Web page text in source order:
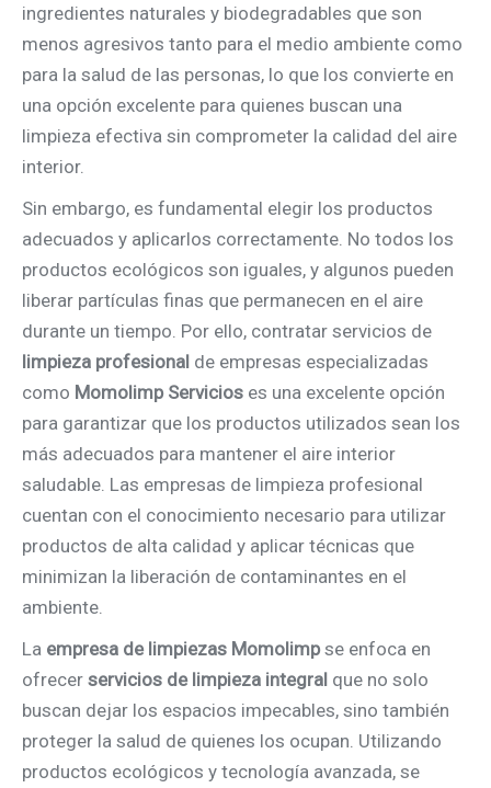
ingredientes naturales y biodegradables que son
menos agresivos tanto para el medio ambiente como
para la salud de las personas, lo que los convierte en
una opción excelente para quienes buscan una
limpieza efectiva sin comprometer la calidad del aire
interior.
Sin embargo, es fundamental elegir los productos
adecuados y aplicarlos correctamente. No todos los
productos ecológicos son iguales, y algunos pueden
liberar partículas finas que permanecen en el aire
durante un tiempo. Por ello, contratar servicios de
limpieza profesional de empresas especializadas
como Momolimp Servicios es una excelente opción
para garantizar que los productos utilizados sean los
más adecuados para mantener el aire interior
saludable. Las empresas de limpieza profesional
cuentan con el conocimiento necesario para utilizar
productos de alta calidad y aplicar técnicas que
minimizan la liberación de contaminantes en el
ambiente.
La empresa de limpiezas Momolimpse enfoca en
ofrecer servicios de limpieza integral que no solo
buscan dejar los espacios impecables, sino también
proteger la salud de quienes los ocupan. Utilizando
productos ecológicos y tecnología avanzada, se